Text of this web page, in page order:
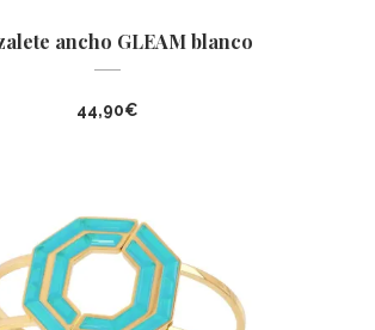
ancho GLEAM blanco
44,90€